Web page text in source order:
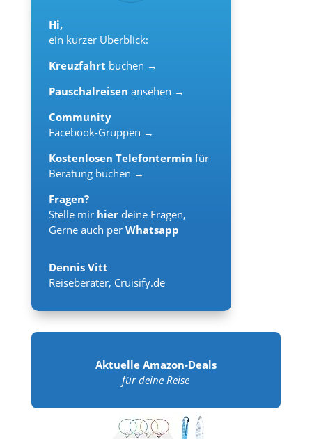
Hi,
ein kurzer Überblick:
Kreuzfahrt buchen →
Pauschalreisen ansehen →
Community
Facebook-Gruppen →
Kostenlosen Telefontermin für
Beratung buchen →
Fragen?
Stelle mir hier deine Fragen,
Gerne auch per Whatsapp
Dennis Vitt
Reiseberater, Cruisify.de
Aktuelle Amazon-Deals
für deine Reise